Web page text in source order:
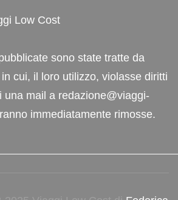
Low Cost
sono state tratte da
cui, il loro utilizzo, violasse diritti
una mail a redazione@viaggi-
immediatamente rimosse.